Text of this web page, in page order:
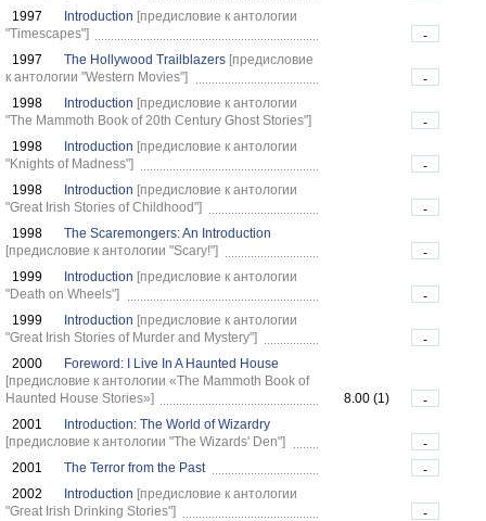
1997
Introduction [предисловие к антологии
"Timescapes"]
-
1997
The Hollywood Trailblazers [предисловие
к антологии "Western Movies"]
-
1998
Introduction [предисловие к антологии
"The Mammoth Book of 20th Century Ghost Stories"]
-
1998
Introduction [предисловие к антологии
"Knights of Madness"]
-
1998
Introduction [предисловие к антологии
"Great Irish Stories of Childhood"]
-
1998
The Scaremongers: An Introduction
[предисловие к антологии "Scary!"]
-
1999
Introduction [предисловие к антологии
"Death on Wheels"]
-
1999
Introduction [предисловие к антологии
"Great Irish Stories of Murder and Mystery"]
-
2000
Foreword: I Live In A Haunted House
[предисловие к антологии «The Mammoth Book of
Haunted House Stories»]
8.00 (1)
-
2001
Introduction: The World of Wizardry
[предисловие к антологии "The Wizards' Den"]
-
2001
The Terror from the Past
-
2002
Introduction [предисловие к антологии
"Great Irish Drinking Stories"]
-